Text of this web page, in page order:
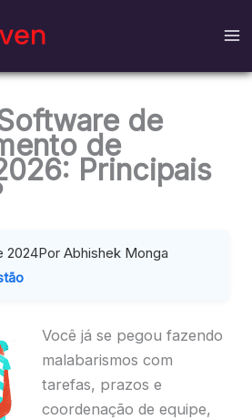
de
de
Principais
2024Por Abhishek Monga
Você já se pegou fazendo
malabarismos com
tarefas, prazos e
coordenação de equipe,